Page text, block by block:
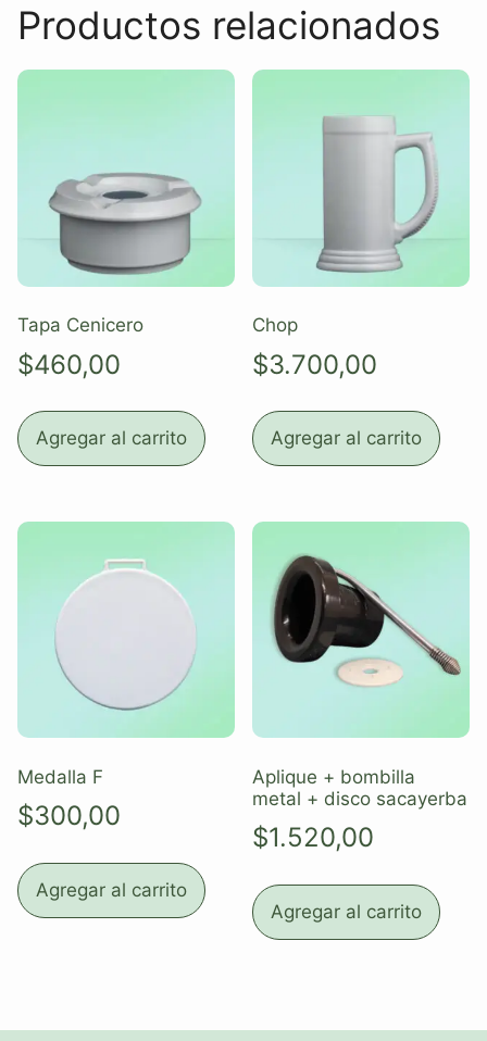
Productos relacionados
Tapa Cenicero
$460,00
Agregar al carrito
Chop
$3.700,00
Agregar al carrito
Medalla F
$300,00
Agregar al carrito
Aplique + bombilla
metal + disco sacayerba
$1.520,00
Agregar al carrito